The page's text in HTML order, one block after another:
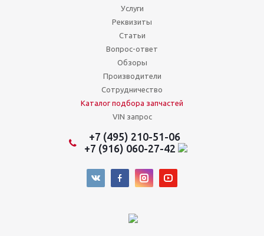
Услуги
Реквизиты
Статьи
Вопрос-ответ
Обзоры
Производители
Сотрудничество
Каталог подбора запчастей
VIN запрос
+7 (495) 210-51-06
+7 (916) 060-27-42